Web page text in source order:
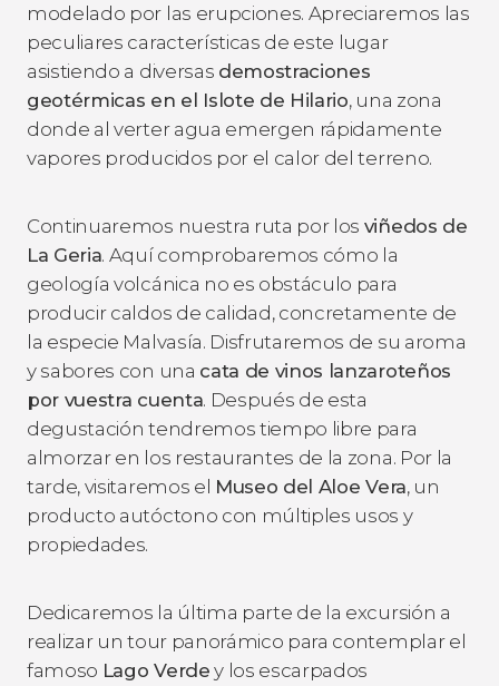
modelado por las erupciones. Apreciaremos las
peculiares características de este lugar
asistiendo a diversas demostraciones
geotérmicas en el Islote de Hilario, una zona
donde al verter agua emergen rápidamente
vapores producidos por el calor del terreno.
Continuaremos nuestra ruta por los viñedos de
La Geria. Aquí comprobaremos cómo la
geología volcánica no es obstáculo para
producir caldos de calidad, concretamente de
la especie Malvasía. Disfrutaremos de su aroma
y sabores con una cata de vinos lanzaroteños
por vuestra cuenta. Después de esta
degustación tendremos tiempo libre para
almorzar en los restaurantes de la zona. Por la
tarde, visitaremos el Museo del Aloe Vera, un
producto autóctono con múltiples usos y
propiedades.
Dedicaremos la última parte de la excursión a
realizar un tour panorámico para contemplar el
famoso Lago Verde y los escarpados